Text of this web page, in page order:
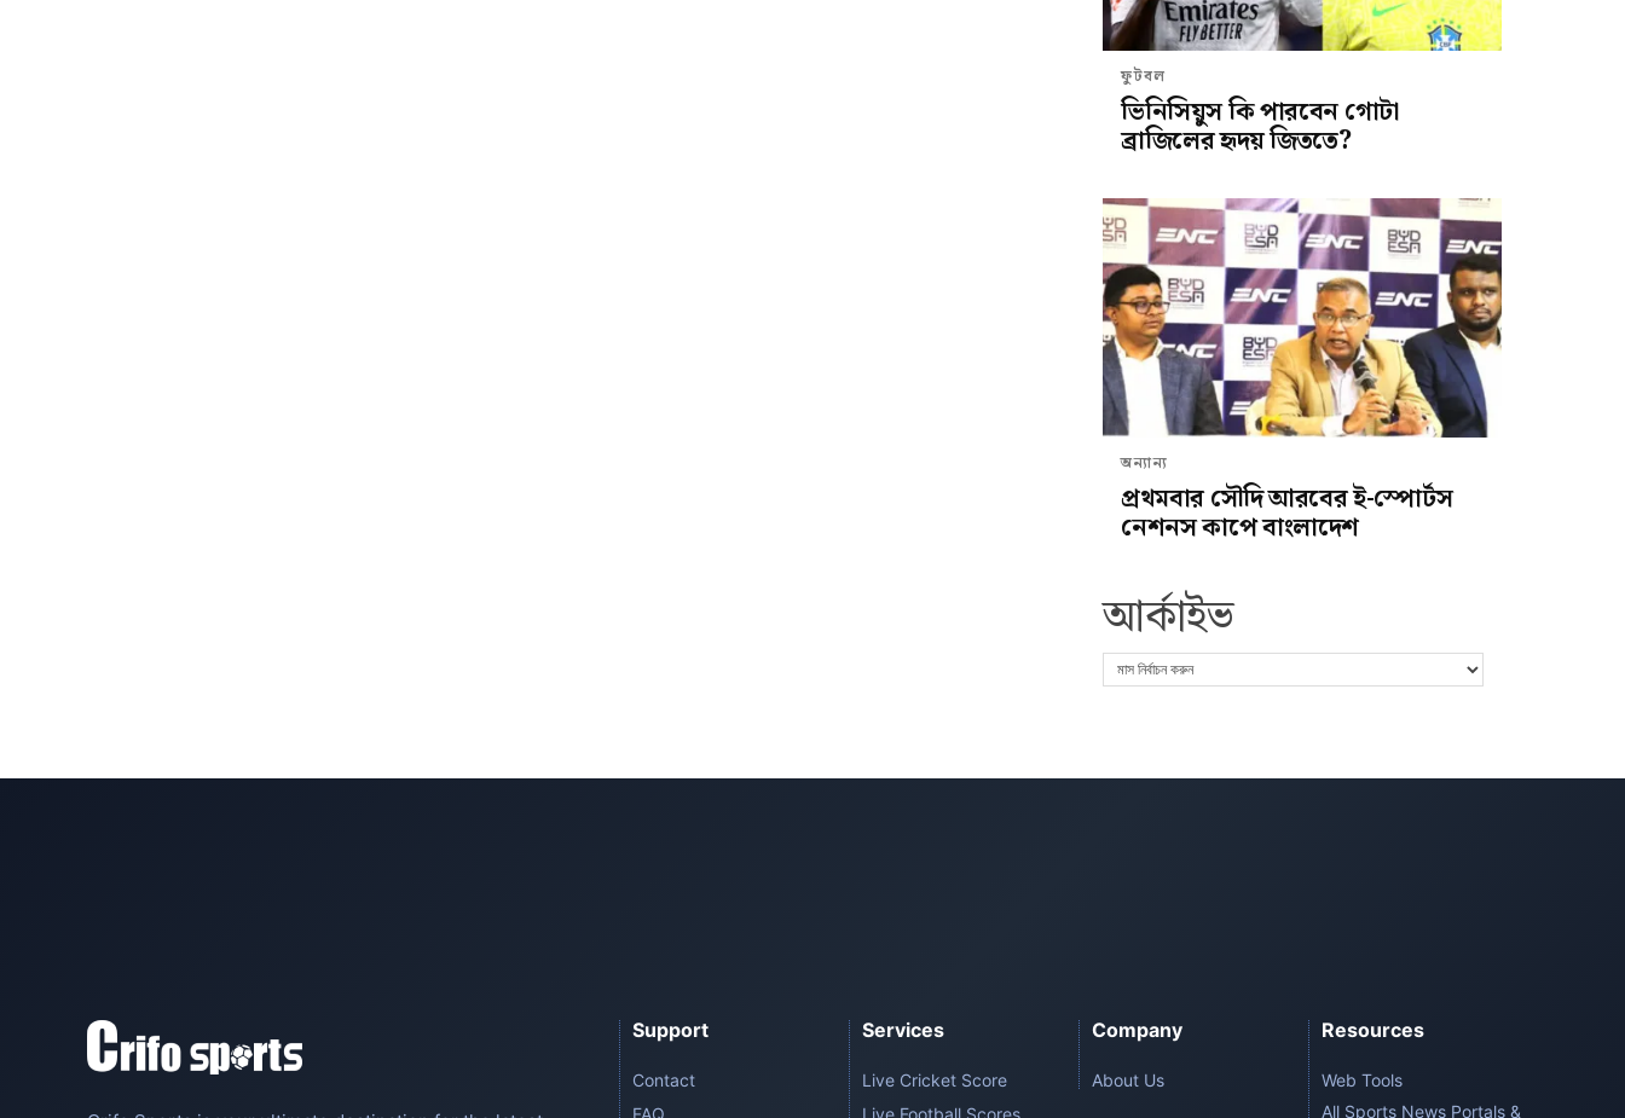
ফুটবল
ভিনিসিয়ুস কি পারবেন গোটা
ব্রাজিলের হৃদয় জিততে?
অন্যান্য
প্রথমবার সৌদি আরবের ই-স্পোর্টস
নেশনস কাপে বাংলাদেশ
আর্কাইভ
Support
Contact
FAQ
Services
Live Cricket Score
Live Football Scores
Company
About Us
Resources
Web Tools
All Sports News Portals &